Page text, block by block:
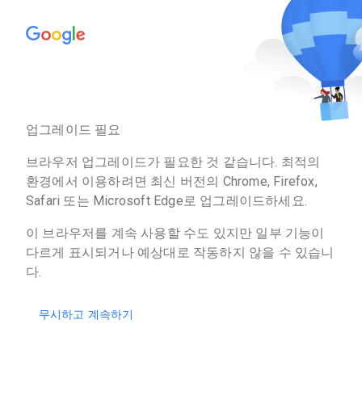
업그레이드 필요
브라우저 업그레이드가 필요한 것 같습니다. 최적의
환경에서 이용하려면 최신 버전의 Chrome, Firefox,
Safari 또는 Microsoft Edge로 업그레이드하세요.
이 브라우저를 계속 사용할 수도 있지만 일부 기능이
다르게 표시되거나 예상대로 작동하지 않을 수 있습니
다.
무시하고 계속하기